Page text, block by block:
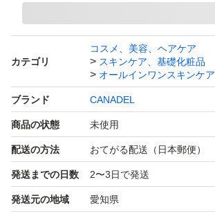
カテゴリ
コスメ、美容、ヘアケア
スキンケア、基礎化粧品
オールインワンスキンケア
ブランド CANADEL
商品の状態 未使用
配送の方法 おてがる配送（日本郵便）
発送までの日数 2〜3日で発送
発送元の地域 愛知県